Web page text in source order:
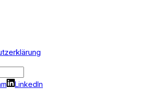
LinkedIn